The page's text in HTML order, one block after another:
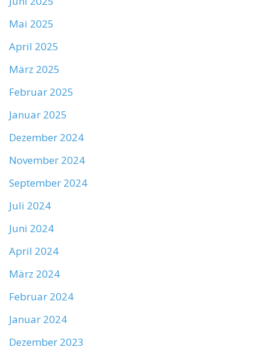
Mai 2025
April 2025
März 2025
Februar 2025
Januar 2025
Dezember 2024
November 2024
September 2024
Juli 2024
Juni 2024
April 2024
März 2024
Februar 2024
Januar 2024
Dezember 2023